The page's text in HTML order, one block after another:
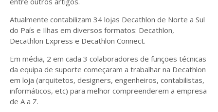
Atualmente contabilizam 34 lojas Decathlon de Norte a Sul
do País e Ilhas em diversos formatos: Decathlon,
Decathlon Express e Decathlon Connect.
Em média, 2 em cada 3 colaboradores de funções técnicas
da equipa de suporte começaram a trabalhar na Decathlon
em loja (arquitetos, designers, engenheiros, contabilistas,
informáticos, etc) para melhor compreenderem a empresa
de A a Z.